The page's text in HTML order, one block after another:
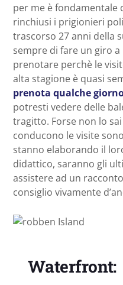
per me è fondamentale
rinchiusi i prigionieri
trascorso 27 anni della
sempre di fare un giro
prenotare perchè le
alta stagione è quasi
prenota qualche
potresti vedere delle
tragitto. Forse non lo
conducono le visite
stanno elaborando il
didattico, saranno gli
assistere ad un
consiglio vivamente
Waterfront: